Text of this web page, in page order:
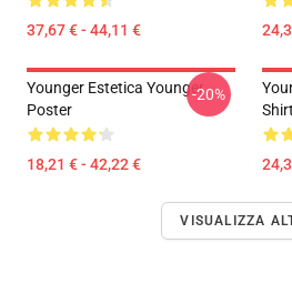
37,67 € - 44,11 €
Younger Estetica Younger
Poster
18,21 € - 42,22 €
-20%
Shirt
VISUALIZZA